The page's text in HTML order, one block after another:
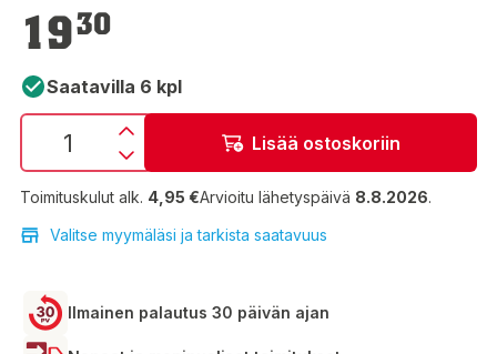
19,30 €
1930
Saatavilla 6 kpl
Lisää ostoskoriin
Toimituskulut alk. 4,95 €Arvioitu lähetyspäivä 8.8.2026.
Valitse myymäläsi ja tarkista saatavuus
Ilmainen palautus 30 päivän ajan